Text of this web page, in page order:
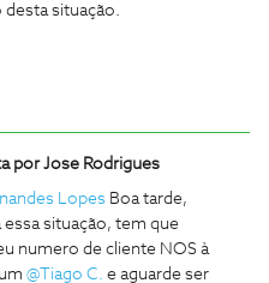
desta situação.
porJose Rodrigues
Lopes Boa tarde,
essa situação, tem que
numero de cliente NOS à
@Tiago C. e aguarde ser